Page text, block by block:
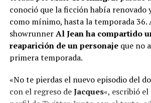
conoció que la ficción había renovado
como mínimo, hasta la temporada 36.
showrunnerAl Jean ha compartido
reaparición de un personajeque no
primera temporada.
«No te pierdas el nuevo episodio del
con el regreso deJacques«, escribió